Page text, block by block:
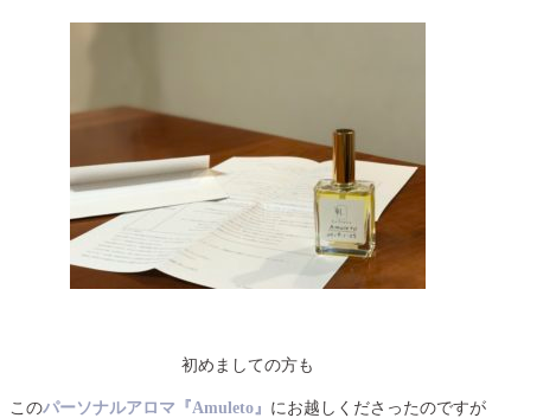
初めましての方も
このパーソナルアロマ『Amuleto』 にお越しくださったのですが